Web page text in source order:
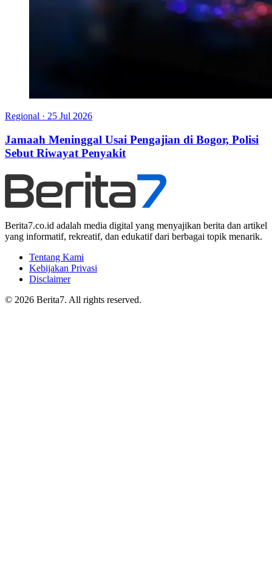
Regional · 25 Jul 2026
Jamaah Meninggal Usai Pengajian di Bogor, Polisi
Sebut Riwayat Penyakit
Berita7.co.id adalah media digital yang menyajikan berita dan artikel
yang informatif, rekreatif, dan edukatif dari berbagai topik menarik.
Tentang Kami
Kebijakan Privasi
Disclaimer
© 2026 Berita7. All rights reserved.